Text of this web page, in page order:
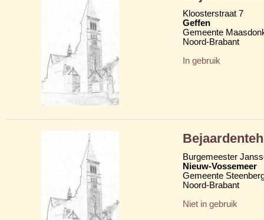
Kloosterstraat 7
Geffen
Gemeente
Noord-Brabant
In gebruik
Burgemeester
Nieuw-Vossemeer
Gemeente
Noord-Brabant
Niet in gebruik